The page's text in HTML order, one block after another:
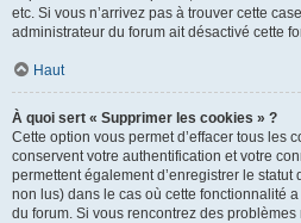
etc. Si vous n’arrivez pas à trouver cette
administrateur du forum ait désactivé cette
Haut
À quoi sert « Supprimer les cookies » ?
Cette option vous permet d’effacer tous les
conservent votre authentification et votre
permettent également d’enregistrer le statut
non lus) dans le cas où cette fonctionnalité
du forum. Si vous rencontrez des